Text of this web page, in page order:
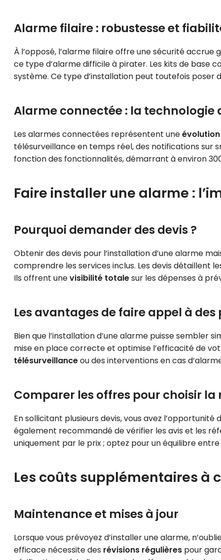
Alarme filaire : robustesse et
À l’opposé, l’alarme filaire offre une sécurité
ce type d’alarme difficile à pirater. Les kits de base
système. Ce type d’installation peut toutefois poser
Alarme connectée : la technologie
Les alarmes connectées représentent une
télésurveillance en temps réel, des notifications sur
fonction des fonctionnalités, démarrant à environ
Faire installer une alarme :
Pourquoi demander des devis ?
Obtenir des devis pour l’installation d’une alarme
comprendre les services inclus. Les devis détaillent
Ils offrent unevisibilité totalesur les dépenses à
Les avantages de faire appel à
Bien que l’installation d’une alarme puisse sembler
mise en place correcte et optimise l’efficacité de
télésurveillanceou des interventions en cas
Comparer les offres pour choisir
En sollicitant plusieurs devis, vous avez
également recommandé de vérifier les avis et les
uniquement par le prix ; optez pour un équilibre
Les coûts supplémentaires à
Maintenance et mises à jour
Lorsque vous prévoyez d’installer une alarme,
efficace nécessite des révisions régulières pour